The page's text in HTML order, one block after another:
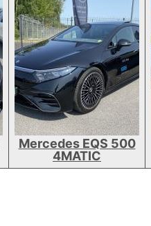
Mercedes EQS 500
4MATIC